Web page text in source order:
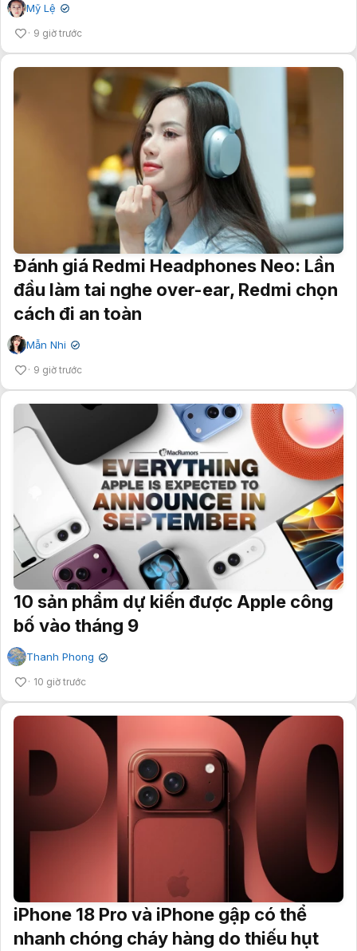
Mỹ Lệ ✔
9 giờ trước
Đánh giá Redmi Headphones Neo: Lần
đầu làm tai nghe over-ear, Redmi chọn
cách đi an toàn
Mẫn Nhi ✔
9 giờ trước
10 sản phẩm dự kiến được Apple công
bố vào tháng 9
Thanh Phong ✔
10 giờ trước
iPhone 18 Pro và iPhone gập có thể
nhanh chóng cháy hàng do thiếu hụt